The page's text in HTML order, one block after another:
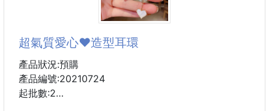
🔺3D立體陽刻浮雕 LOGO：採用精密壓模技術，將品
且具高級質感。
🔺加厚泡芙軟墊鞋面： 鞋背內側鋪設 100% 聚酯纖維
舒適軟墊，打造膨潤親膚的包覆感，徹底告別傳統拖鞋
刮腳背的困擾。
超氣質愛心❤️造型耳環
產品狀況:預購
產品編號:20210724
起批數:2